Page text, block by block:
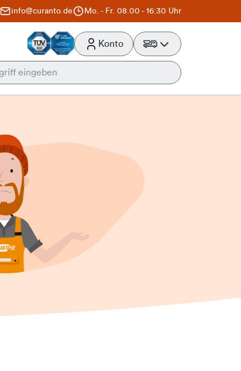
info@curanto.de Mo. - Fr. 08.00 - 16:30 Uhr
Konto